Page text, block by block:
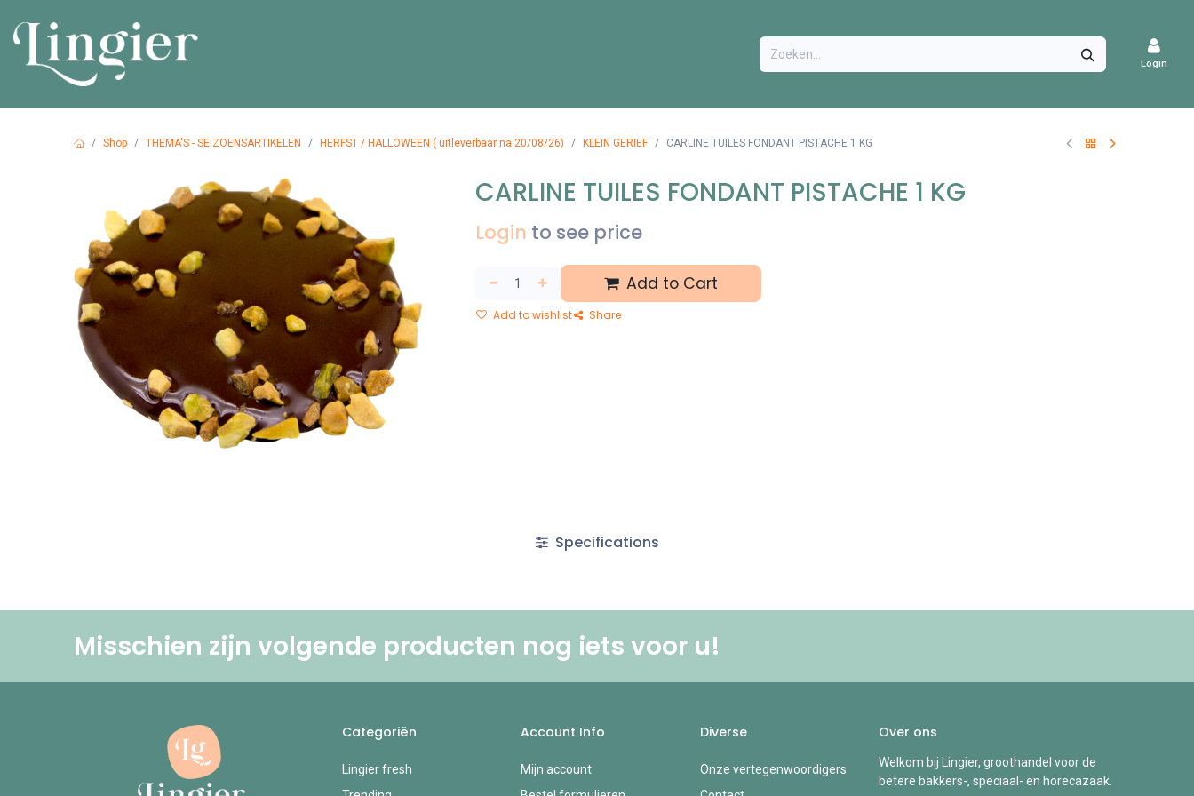
VACATURES
Login
Shop THEMA'S - SEIZOENSARTIKELEN HERFST / HALLOWEEN ( uitleverbaar na 20/08/26) KLEIN GERIEF CARLINE TUILES FONDANT PISTACHE 1 KG
CARLINE TUILES FONDANT PISTACHE 1 KG
Login to see price
Add to Cart
Add to wishlist Share
Specifications
Misschien zijn volgende producten nog iets voor u! ​
Categoriën
Lingier fresh
Account Info
Mijn account
Diverse
Onze vertegenwoordigers
Over ons
Welkom bij Lingier, groothandel voor de
betere bakkers-, speciaal- en horecazaak.